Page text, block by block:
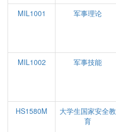
MIL1001
军事理论
MIL1002
军事技能
HS1580M
大学生国家安全教
育